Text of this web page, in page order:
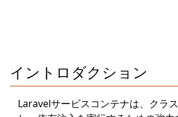
イントロダクション
Laravelサービスコンテナは、クラ